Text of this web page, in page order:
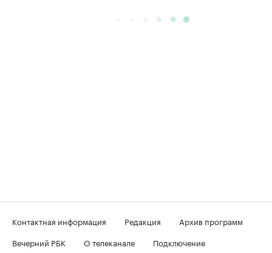
Контактная информация Редакция
Архив программ
Вечерний РБК
О телеканале
Подключение